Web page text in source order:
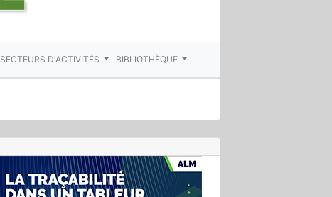
SECTEURS D'ACTIVITÉS BIBLIOTHÈQUE